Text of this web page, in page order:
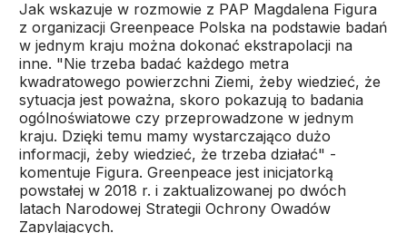
Jak wskazuje w rozmowie z PAP Magdalena Figura
z organizacji Greenpeace Polska na podstawie badań
w jednym kraju można dokonać ekstrapolacji na
inne. "Nie trzeba badać każdego metra
kwadratowego powierzchni Ziemi, żeby wiedzieć, że
sytuacja jest poważna, skoro pokazują to badania
ogólnoświatowe czy przeprowadzone w jednym
kraju. Dzięki temu mamy wystarczająco dużo
informacji, żeby wiedzieć, że trzeba działać" -
komentuje Figura. Greenpeace jest inicjatorką
powstałej w 2018 r. i zaktualizowanej po dwóch
latach Narodowej Strategii Ochrony Owadów
Zapylających.